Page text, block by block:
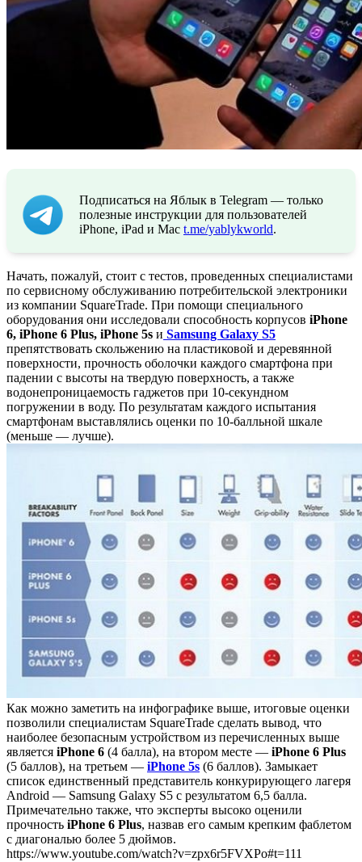
Подписаться на Яблык в Telegram — только
полезные инструкции для пользователей
iPhone, iPad и Mac t.me/yablykworld.
Начать, пожалуй, стоит с тестов, проведенных специалистами
по сервисному обслуживанию потребительской электроники
из компании SquareTrade. При помощи специального
оборудования они исследовали способность корпусов iPhone
6, iPhone 6 Plus, iPhone 5s и Samsung Galaxy S5
препятствовать скольжению на пластиковой и деревянной
поверхности, прочность оболочки каждого смартфона при
падении с высоты на твердую поверхность, а также
водонепроницаемость гаджетов при 10-секундном
погружении в воду. По результатам каждого испытания
смартфонам выставлялись оценки по 10-балльной шкале
(меньше — лучше).
Как можно заметить на инфографике выше, итоговые оценки
позволили специалистам SquareTrade сделать вывод, что
наиболее безопасным устройством из перечисленных выше
является iPhone 6 (4 балла), на втором месте — iPhone 6 Plus
(5 баллов), на третьем — iPhone 5s (6 баллов). Замыкает
список единственный представитель конкурирующего лагеря
Android — Samsung Galaxy S5 с результатом 6,5 балла.
Примечательно также, что эксперты высоко оценили
прочность iPhone 6 Plus, назвав его самым крепким фаблетом
с диагональю более 5 дюймов.
https://www.youtube.com/watch?v=zpx6r5FVXPo#t=111